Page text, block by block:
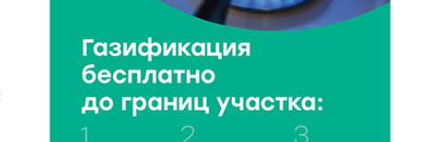
Виталий Королев наградил строителей и
анонсировал новые проекты
6 Авг 2026 16:02 74